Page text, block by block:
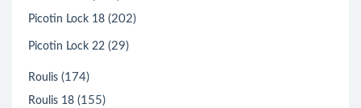
Picotin Lock 18 (202)
Picotin Lock 22 (29)
Roulis (174)
Roulis 18 (155)